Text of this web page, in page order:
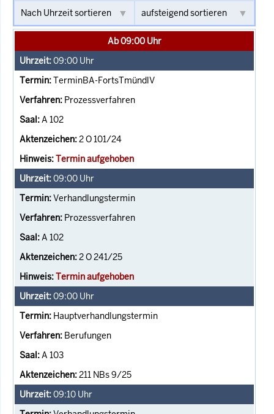
Ab 09:00 Uhr
09:00 Uhr
TerminBA-FortsTmündlV
Prozessverfahren
A 102
2 O 101/24
Termin aufgehoben
09:00 Uhr
Verhandlungstermin
Prozessverfahren
A 102
2 O 241/25
Termin aufgehoben
09:00 Uhr
Hauptverhandlungstermin
Berufungen
A 103
211 NBs 9/25
09:10 Uhr